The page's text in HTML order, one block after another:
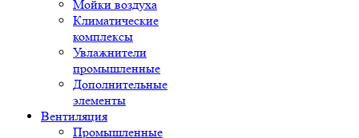
Мойки воздуха
Климатические
комплексы
Увлажнители
промышленные
Дополнительные
элементы
Вентиляция
Промышленные